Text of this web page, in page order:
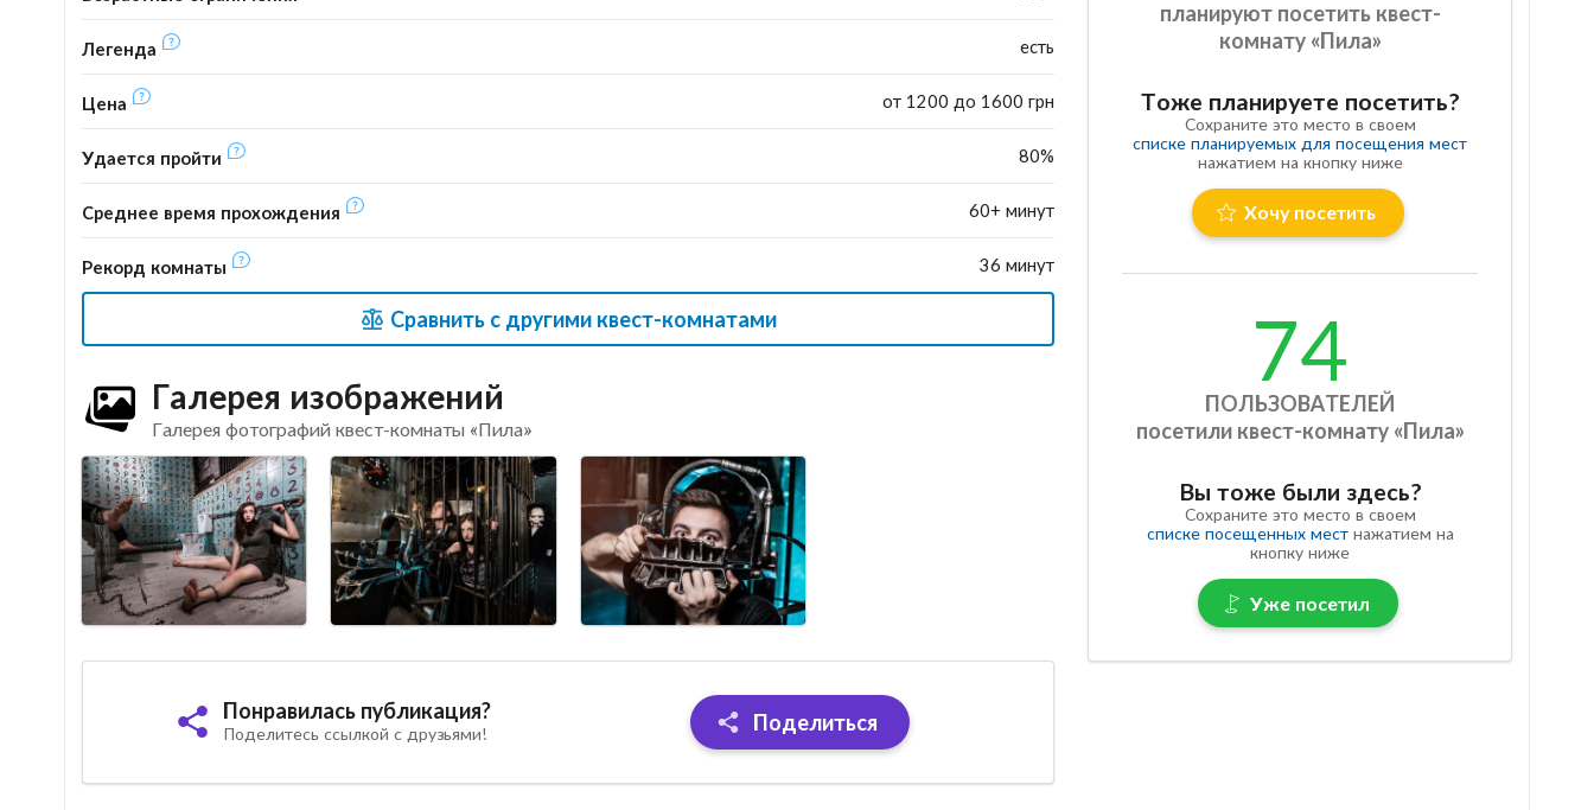
Легенда есть
Цена от 1200 до 1600 грн
Удается пройти 80%
Среднее время прохождения 60+ минут
Рекорд комнаты 36 минут
Сравнить с другими квест-комнатами
Галерея изображений
Галерея фотографий квест-комнаты «Пила»
Понравилась публикация?
Поделитесь ссылкой с друзьями! Поделиться
планируют посетить квест-
комнату «Пила»
Тоже планируете посетить?
Сохраните это место в своем
списке планируемых для посещения мест
нажатием на кнопку ниже
Хочу посетить
74
ПОЛЬЗОВАТЕЛЕЙ
посетили квест-комнату «Пила»
Вы тоже были здесь?
Сохраните это место в своем
списке посещенных местнажатием на
кнопку ниже
Уже посетил